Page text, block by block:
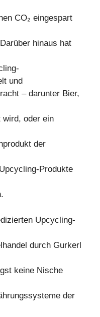
CO₂ eingespart
hinaus hat
und
– darunter Bier,
wird, oder ein
der
Produkte
Upcycling-
durch Gurkerl
keine Nische
der